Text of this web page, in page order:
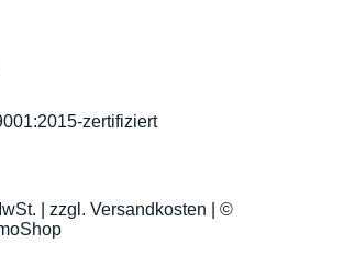
zertifiziert
| zzgl. Versandkosten | ©